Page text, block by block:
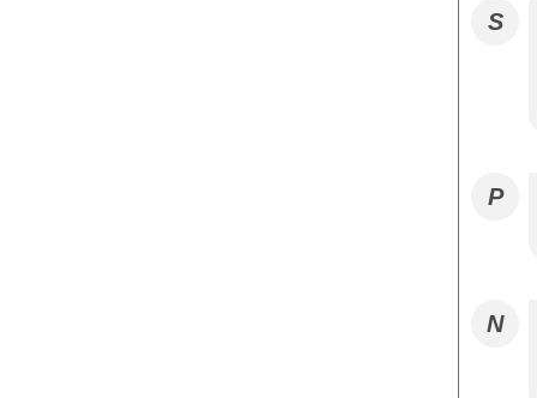
S
P
N